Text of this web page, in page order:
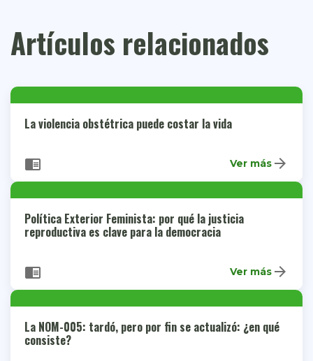
Artículos relacionados
La violencia obstétrica puede costar la vida
chrome_reader_mode Ver más arrow_forward
Política Exterior Feminista: por qué la justicia
reproductiva es clave para la democracia
chrome_reader_mode Ver más arrow_forward
La NOM-005: tardó, pero por fin se actualizó: ¿en qué
consiste?